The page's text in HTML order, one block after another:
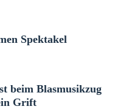
Spektakel
beim Blasmusikzug
Grift